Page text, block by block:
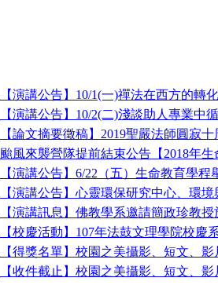
【演講公告】10/1(一)禪法在西方的轉
【演講公告】10/2(二)淺談助人專業中
【論文摘要徵稿】2019聖嚴法師圓寂
颱風來襲營隊提前結束公告【2018年
【演講公告】6/22（五）生命教育學
【演講公告】心靈環保研究中心、環
【演講訊息】佛教學系邀請簡政珍教
【校慶活動】107年法鼓文理學院校慶
【得獎名單】校園之美攝影、短文、影
【收件截止】校園之美攝影、短文、影